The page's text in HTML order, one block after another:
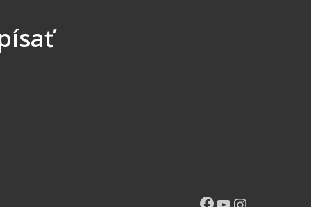
Facebook
YouTube